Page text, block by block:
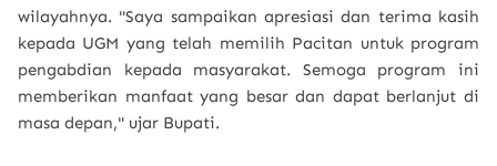
wilayahnya. "Saya sampaikan apresiasi dan terima kasih
kepada UGM yang telah memilih Pacitan untuk program
pengabdian kepada masyarakat. Semoga program ini
memberikan manfaat yang besar dan dapat berlanjut di
masa depan," ujar Bupati.